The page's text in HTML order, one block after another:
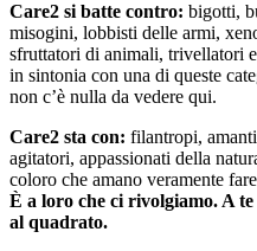
Care2 si batte contro: bigotti,
misogini, lobbisti delle armi,
sfruttatori di animali, trivellatori
in sintonia con una di queste
non c’è nulla da vedere qui.
Care2 sta con: filantropi,
agitatori, appassionati della
coloro che amano veramente
È a loro che ci rivolgiamo. A
al quadrato.